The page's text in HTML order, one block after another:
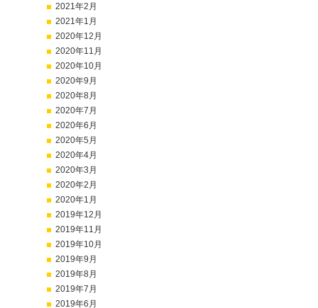
2021年2月
2021年1月
2020年12月
2020年11月
2020年10月
2020年9月
2020年8月
2020年7月
2020年6月
2020年5月
2020年4月
2020年3月
2020年2月
2020年1月
2019年12月
2019年11月
2019年10月
2019年9月
2019年8月
2019年7月
2019年6月